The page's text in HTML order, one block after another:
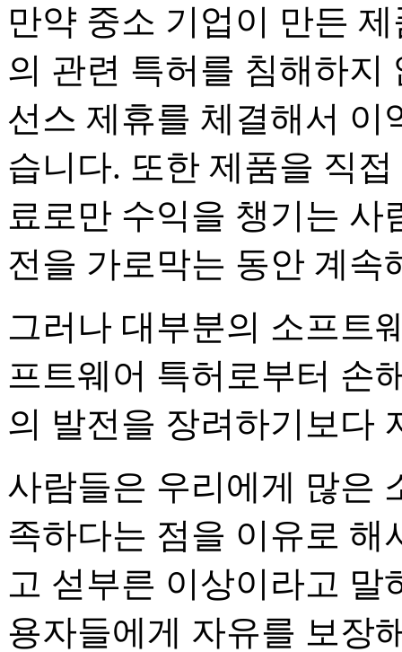
만약 중소 기업이 만든
의 관련 특허를 침해하지
선스 제휴를 체결해서 이
습니다. 또한 제품을 직
료로만 수익을 챙기는
전을 가로막는 동안 계속
그러나 대부분의 소프트
프트웨어 특허로부터 손
의 발전을 장려하기보다
사람들은 우리에게 많은
족하다는 점을 이유로 해
고 섣부른 이상이라고 말
용자들에게 자유를 보장